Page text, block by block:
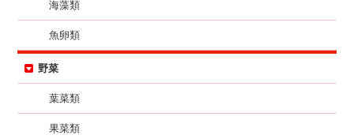
海藻類
魚卵類
野菜
葉菜類
果菜類